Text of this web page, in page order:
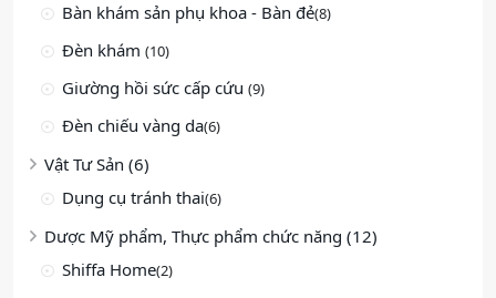
Bàn khám sản phụ khoa - Bàn đẻ(8)
Đèn khám (10)
Giường hồi sức cấp cứu (9)
Đèn chiếu vàng da(6)
Vật Tư Sản (6)
Dụng cụ tránh thai(6)
Dược Mỹ phẩm, Thực phẩm chức năng (12)
Shiffa Home(2)